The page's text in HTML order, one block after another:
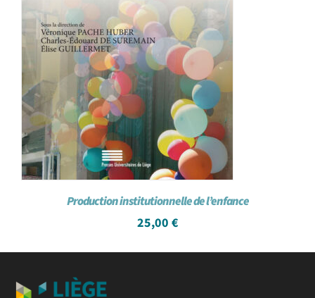
Production institutionnelle de l’enfance
25,00 €